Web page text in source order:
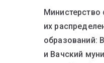
Министерство
их
образований:
и Вачский